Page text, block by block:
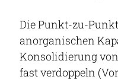
Die Punkt-zu-
anorganischen
Konsolidierung
fast verdoppeln